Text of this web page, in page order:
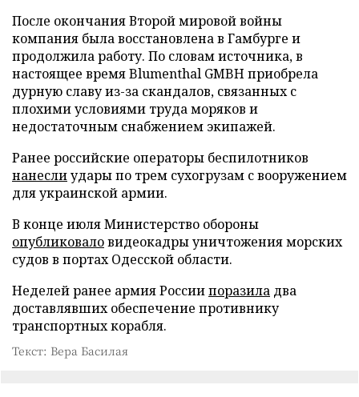
После окончания Второй мировой войны
компания была восстановлена в Гамбурге и
продолжила работу. По словам источника, в
настоящее время Blumenthal GMBH приобрела
дурную славу из-за скандалов, связанных с
плохими условиями труда моряков и
недостаточным снабжением экипажей.
Ранее российские операторы беспилотников
нанеслиудары по трем сухогрузам с вооружением
для украинской армии.
В конце июля Министерство обороны
опубликоваловидеокадры уничтожения морских
судов в портах Одесской области.
Неделей ранее армия Россиипоразила два
доставлявших обеспечение противнику
транспортных корабля.
Текст: Вера Басилая